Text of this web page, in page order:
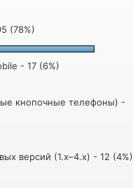
(78%)
- 17 (6%)
кнопочные телефоны) -
версий (1.x–4.x) - 12 (4%)